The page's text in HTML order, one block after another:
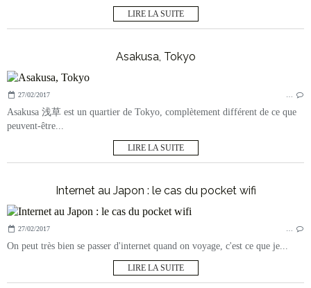
LIRE LA SUITE
Asakusa, Tokyo
27/02/2017 …
Asakusa 浅草 est un quartier de Tokyo, complètement différent de ce que
peuvent-être...
LIRE LA SUITE
Internet au Japon : le cas du pocket wifi
27/02/2017 …
On peut très bien se passer d'internet quand on voyage, c'est ce que je...
LIRE LA SUITE